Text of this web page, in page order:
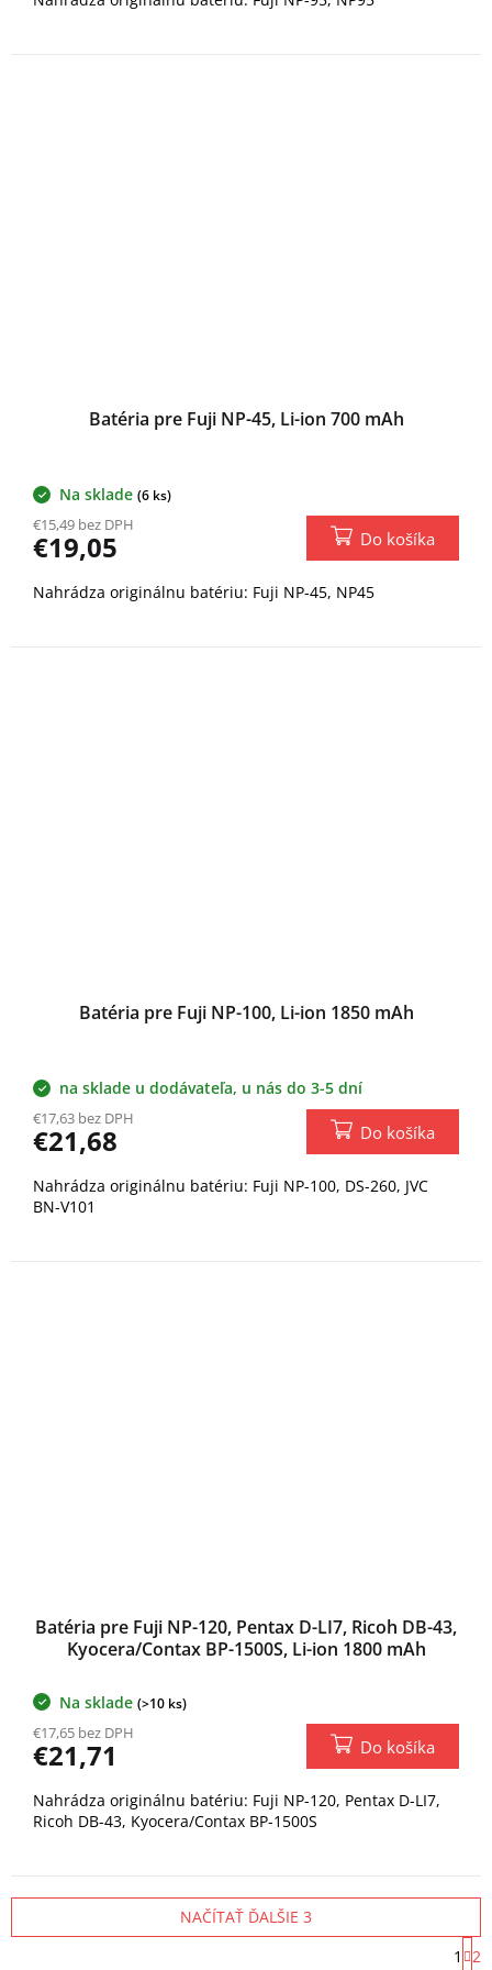
Batéria pre Fuji NP-45, Li-ion 700 mAh
Na sklade (6 ks)
€15,49 bez DPH
€19,05 Do košíka
Nahrádza originálnu batériu: Fuji NP-45, NP45
Batéria pre Fuji NP-100, Li-ion 1850 mAh
na sklade u dodávateľa, u nás do 3-5 dní
€17,63 bez DPH
€21,68 Do košíka
Nahrádza originálnu batériu: Fuji NP-100, DS-260, JVC
BN-V101
Batéria pre Fuji NP-120, Pentax D-LI7, Ricoh DB-43,
Kyocera/Contax BP-1500S, Li-ion 1800 mAh
Na sklade (>10 ks)
€17,65 bez DPH
€21,71 Do košíka
Nahrádza originálnu batériu: Fuji NP-120, Pentax D-LI7,
Ricoh DB-43, Kyocera/Contax BP-1500S
NAČÍTAŤ ĎALŠIE 3
S
t
1
2